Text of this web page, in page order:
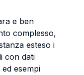
e ben
complesso,
esteso i
con dati
esempi